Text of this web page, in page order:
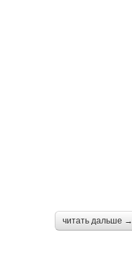
читать дальше →